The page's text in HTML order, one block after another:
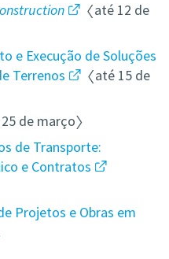
〈até 12 de
e Execução de Soluções
Terrenos
〈até 15 de
de março〉
de Transporte:
e Contratos
Projetos e Obras em